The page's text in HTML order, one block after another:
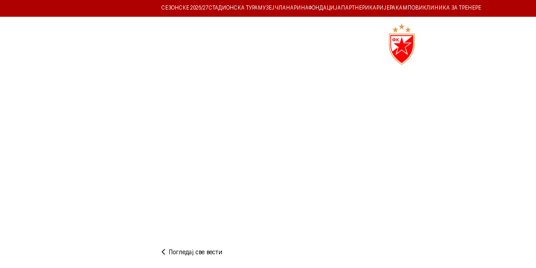
СЕЗОНСКЕ 2026/27СТАДИОНСКА ТУРА МУЗЕЈ ЧЛАНАРИНАФОНДАЦИЈА ПАРТНЕРИ КАРИЈЕРА КАМПОВИ КЛИНИКА ЗА ТРЕНЕРЕ
Погледај све вести